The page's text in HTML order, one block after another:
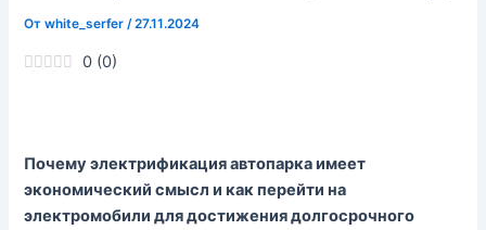
Отwhite_serfer /27.11.2024
0 (0)
Почему электрификация автопарка имеет
экономический смысл и как перейти на
электромобили для достижения долгосрочного